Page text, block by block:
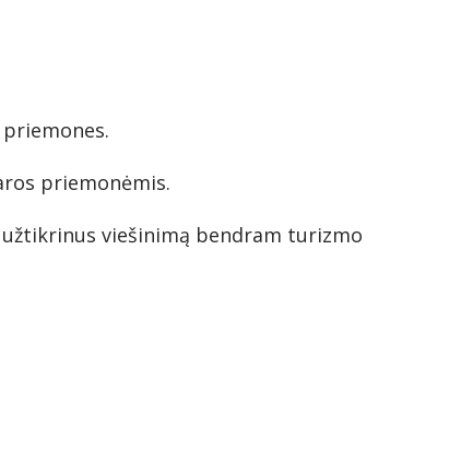
priemonėmis.
viešinimą bendram turizmo